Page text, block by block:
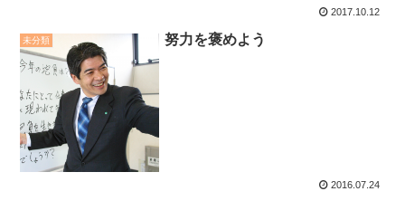
2017.10.12
未分類 努力を褒めよう
2016.07.24